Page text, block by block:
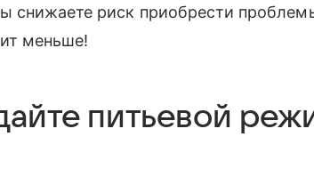
снижаете риск приобрести
меньше!
питьевой